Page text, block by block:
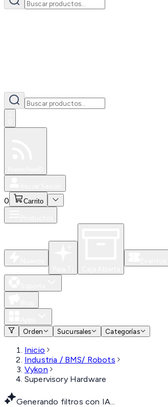
0 Carrito
Orden
Sucursales Categorías
Inicio
Industria / BMS/ Robots
Vykon
Supervisory Hardware
Generando filtros con IA...